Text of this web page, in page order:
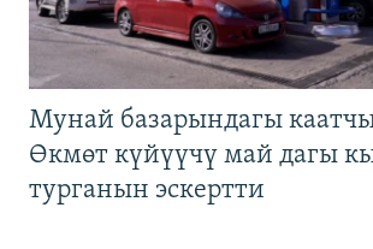
Мунай базарындагы
Өкмөт күйүүчү май дагы
турганын эскертти